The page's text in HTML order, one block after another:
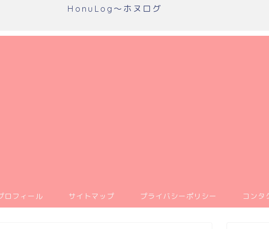
HonuLog～ホヌログ
ロフィール サイトマップ プライバシーポリシー コンタ